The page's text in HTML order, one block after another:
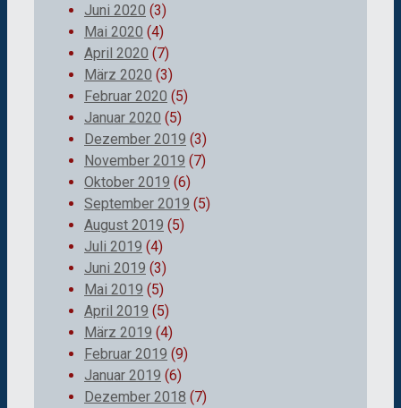
Juni 2020 (3)
Mai 2020 (4)
April 2020 (7)
März 2020 (3)
Februar 2020 (5)
Januar 2020 (5)
Dezember 2019 (3)
November 2019 (7)
Oktober 2019 (6)
September 2019 (5)
August 2019 (5)
Juli 2019 (4)
Juni 2019 (3)
Mai 2019 (5)
April 2019 (5)
März 2019 (4)
Februar 2019 (9)
Januar 2019 (6)
Dezember 2018 (7)